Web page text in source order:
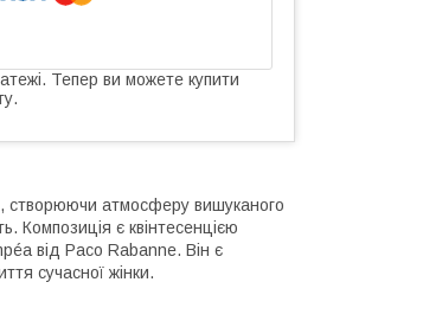
Тепер ви можете купити
створюючи атмосферу вишуканого
Композиція є квінтесенцією
від Paco Rabanne. Він є
сучасної жінки.